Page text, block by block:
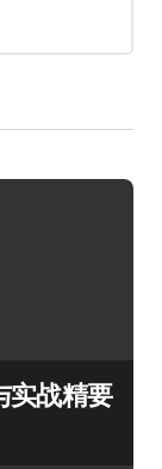
实战精要